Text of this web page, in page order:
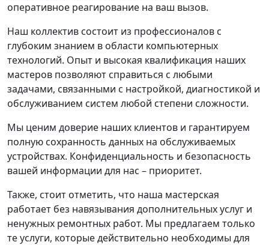
оперативное реагирование на ваш вызов.
Наш коллектив состоит из профессионалов с
глубоким знанием в области компьютерных
технологий. Опыт и высокая квалификация наших
мастеров позволяют справиться с любыми
задачами, связанными с настройкой, диагностикой и
обслуживанием систем любой степени сложности.
Мы ценим доверие наших клиентов и гарантируем
полную сохранность данных на обслуживаемых
устройствах. Конфиденциальность и безопасность
вашей информации для нас – приоритет.
Также, стоит отметить, что наша мастерская
работает без навязывания дополнительных услуг и
ненужных ремонтных работ. Мы предлагаем только
те услуги, которые действительно необходимы для